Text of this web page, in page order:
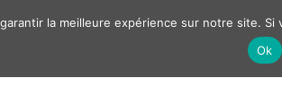
la meilleure expérience sur notre site.
Ok